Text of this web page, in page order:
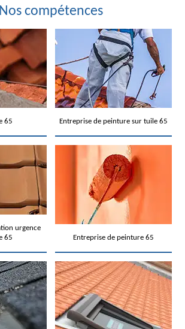
Nos compétences
65 Entreprise de peinture sur tuile 65
urgence
65
Entreprise de peinture 65